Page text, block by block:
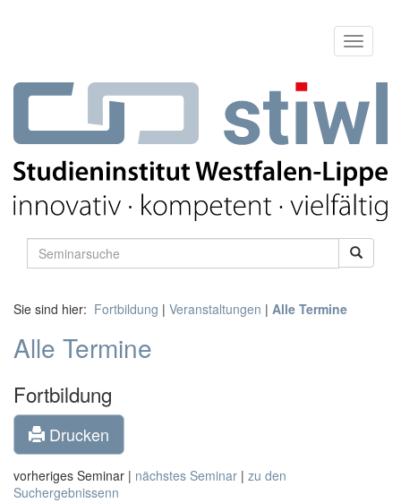
Sie sind hier: Fortbildung | Veranstaltungen | Alle Termine
Alle Termine
Fortbildung
Drucken
vorheriges Seminar | nächstes Seminar | zu den
Suchergebnissenn